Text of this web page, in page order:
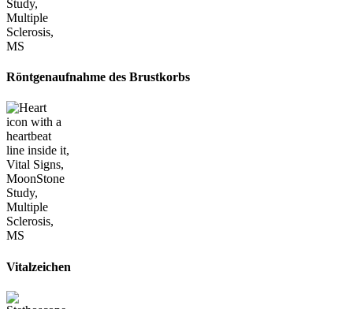
Röntgenaufnahme des Brustkorbs
Vitalzeichen